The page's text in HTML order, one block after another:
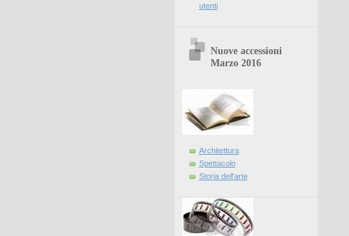
utenti
Nuove accessioni
Marzo 2016
Architettura
Spettacolo
Storia dell'arte